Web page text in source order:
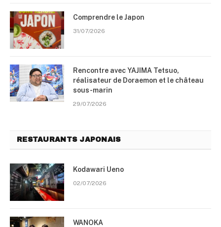
Comprendre le Japon
31/07/2026
Rencontre avec YAJIMA Tetsuo,
réalisateur de Doraemon et le château
sous-marin
29/07/2026
RESTAURANTS JAPONAIS
Kodawari Ueno
02/07/2026
WANOKA